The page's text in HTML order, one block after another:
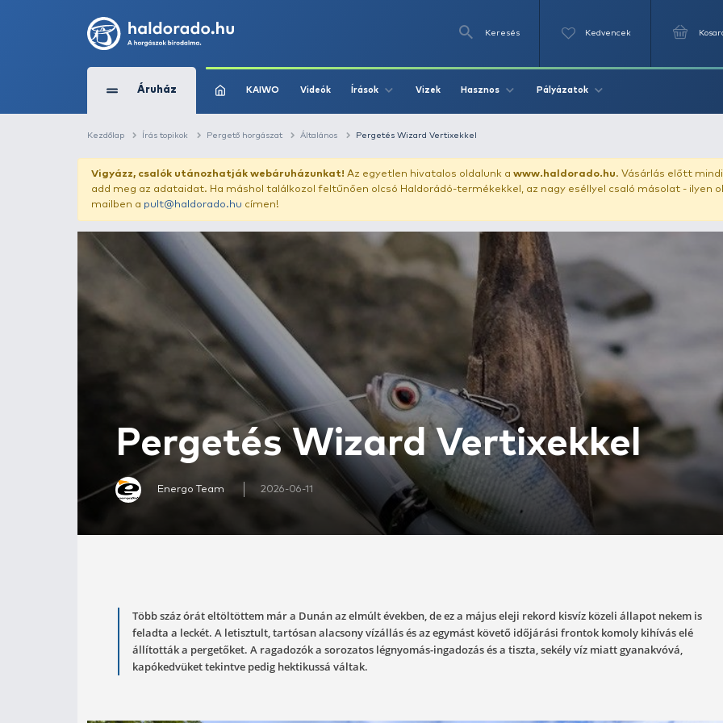
Áruház KAIWO Videók Írások Vizek Hasznos
Kezdőlap Írás topikok Pergető horgászat Általános Pergetés Wizard Vertixekkel
add meg az adataidat. Ha máshol találkozol feltűnően olcsó Haldorádó-termékekkel, az nagy
mailben a
pult@haldorado.hu címen!
Energo Team 2026-06-11